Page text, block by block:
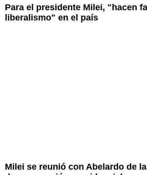
Para el presidente Milei, "hacen
liberalismo" en el país
Milei se reunió con Abelardo de